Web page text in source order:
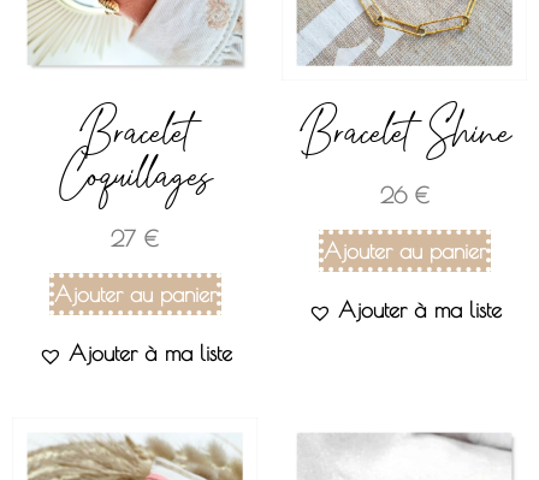
Bracelet
Coquillages
27 €
Ajouter au panier
Ajouter à ma liste
Bracelet Shine
26 €
Ajouter au panier
Ajouter à ma liste